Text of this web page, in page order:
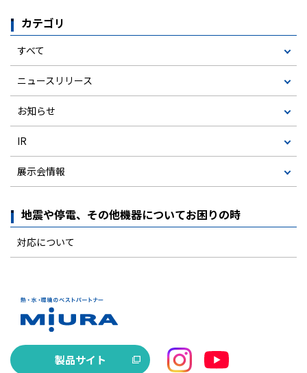
カテゴリ
すべて
ニュースリリース
お知らせ
IR
展示会情報
地震や停電、その他機器についてお困りの時
対応について
製品サイト